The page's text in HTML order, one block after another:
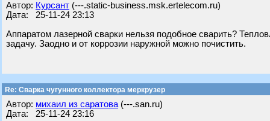
Автор: Курсант (---.static-business.msk.ertelecom.ru)
Дата: 25-11-24 23:13
Аппаратом лазерной сварки нельзя подобное сварить?
задачу. Заодно и от коррозии наружной можно почистить.
Re: Сварка чугунного коллектора меркрузер
Автор: михаил из саратова (---.san.ru)
Дата: 25-11-24 23:16